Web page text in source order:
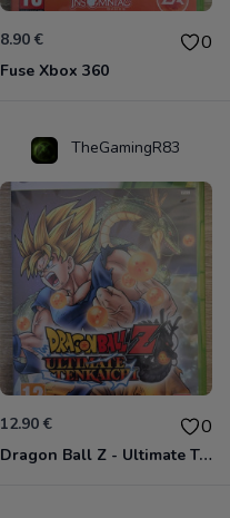
8.90 € 0
Fuse Xbox 360
TheGamingR83
12.90 € 0
Dragon Ball Z - Ultimate Tenkaichi Xbox 360